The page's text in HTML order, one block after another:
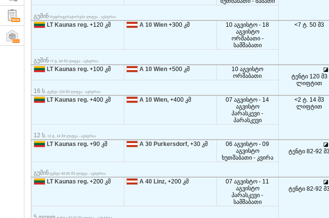
გუშინრეფრიჟერატორები ლიტვა - ავსტრია
LT Kaunas reg. +120 კმ A 10 Wien +300 კმ
10 აგვისტო - 18
აგვისტო
ორშაბათი -
სამშაბათი
<7 ტ. 50 მ3
გუშინ<7 ტ. 50 მ3 ლიტვა - ავსტრია
LT Kaunas reg. +100 კმ A 10 Wien +500 კმ
10 აგვისტო
ორშაბათი
ტენტი 120 მ3
ლიფტით
16 ს. ტენტი 120 მ3 ლიტვა - ავსტრია
LT Kaunas reg. +400 კმ A 10 Wien, +400 კმ
07 აგვისტო - 14
აგვისტო
პარასკევი -
პარასკევი
<2 ტ. 14 მ3
ლიფტით
12 ს. <2 ტ. 14 მ3 ლიტვა - ავსტრია
LT Kaunas reg. +90 კმ A 30 Purkersdorf, +30 კმ
06 აგვისტო - 09
აგვისტო
ხუთშაბათი - კვირა
ტენტი 82-92
გუშინტენტი 82-92 მ3 ლიტვა - ავსტრია
LT Kaunas reg. +200 კმ A 40 Linz, +200 კმ
07 აგვისტო - 11
აგვისტო
პარასკევი -
სამშაბათი
ტენტი 82-92